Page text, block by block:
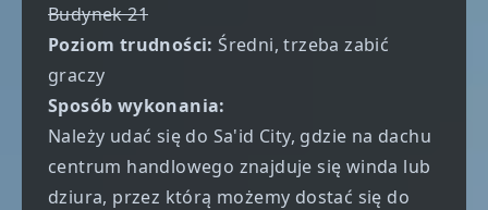
Budynek 21
Poziom trudności:Średni, trzeba zabić
graczy
Sposób wykonania:
Należy udać się do Sa'id City, gdzie na dachu
centrum handlowego znajduje się winda lub
dziura, przez którą możemy dostać się do